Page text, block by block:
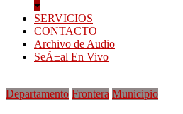
SERVICIOS
CONTACTO
Archivo de Audio
SeÃ±al En Vivo
Departamento Frontera Municipio